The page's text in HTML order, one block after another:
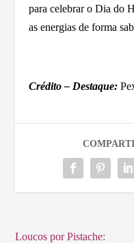
para celebrar o Dia do
as energias de forma
Crédito – Destaque:
Loucos por Pistache: